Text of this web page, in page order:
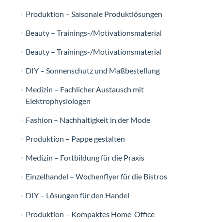
Produktion – Saisonale Produktlösungen
Beauty – Trainings-/Motivationsmaterial
Beauty – Trainings-/Motivationsmaterial
DIY – Sonnenschutz und Maßbestellung
Medizin – Fachlicher Austausch mit
Elektrophysiologen
Fashion – Nachhaltigkeit in der Mode
Produktion – Pappe gestalten
Medizin – Fortbildung für die Praxis
Einzelhandel – Wochenflyer für die Bistros
DIY – Lösungen für den Handel
Produktion – Kompaktes Home-Office